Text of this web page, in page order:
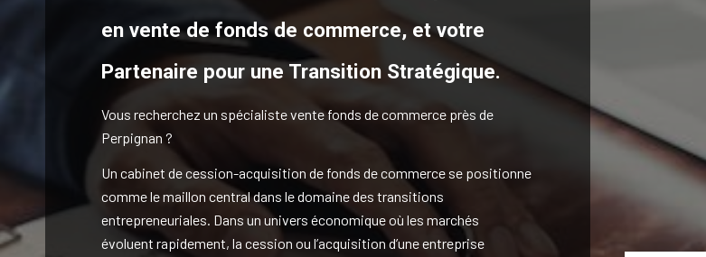
en vente de fonds de commerce, et votre
Partenaire pour une Transition Stratégique.
Vous recherchez un spécialiste vente fonds de commerce près de
Perpignan ?
Un cabinet de cession-acquisition de fonds de commerce se positionne
comme le maillon central dans le domaine des transitions
entrepreneuriales. Dans un univers économique où les marchés
évoluent rapidement, la cession ou l’acquisition d’une entreprise